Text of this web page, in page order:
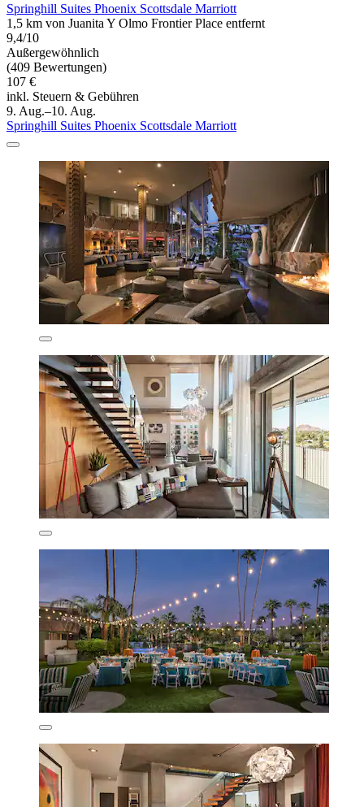
Springhill Suites Phoenix Scottsdale Marriott
1,5 km von Juanita Y Olmo Frontier Place entfernt
9,4/10
Außergewöhnlich
(409 Bewertungen)
107 €
inkl. Steuern & Gebühren
9. Aug.–10. Aug.
Springhill Suites Phoenix Scottsdale Marriott